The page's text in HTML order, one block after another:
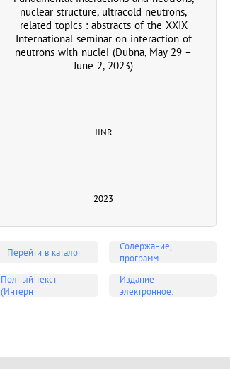
nuclear structure, ultracold neutrons,
related topics : abstracts of the XXIX
International seminar оn interaction of
neutrons with nuclei (Dubna, May 29 –
June 2, 2023)
JINR
2023
Перейти в каталог
Содержание,
программ
Полный текст
(Интерн
Издание
электронное: